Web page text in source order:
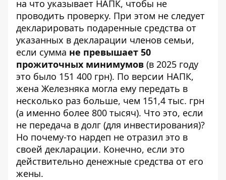
на что указывает НАПК, чтобы не
проводить проверку. При этом не следует
декларировать подаренные средства от
указанных в декларации членов семьи,
если сумма не превышает 50
прожиточных минимумов (в 2025 году
это было 151 400 грн). По версии НАПК,
жена Железняка могла ему передать в
несколько раз больше, чем 151,4 тыс. грн
(а именно более 800 тысяч). Что это, если
не передача в долг (для инвестирования)?
Но почему-то нардеп не отразил это в
своей декларации. Конечно, если это
действительно денежные средства от его
жены.